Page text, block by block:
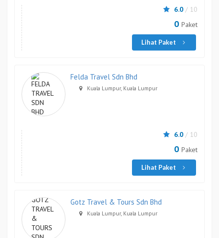
6.0 / 10
0 Paket
Lihat Paket
Felda Travel Sdn Bhd
Kuala Lumpur, Kuala Lumpur
6.0 / 10
0 Paket
Lihat Paket
Gotz Travel & Tours Sdn Bhd
Kuala Lumpur, Kuala Lumpur